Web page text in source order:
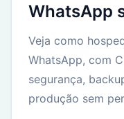
WhatsApp
Veja como
WhatsApp, com
segurança,
produção sem